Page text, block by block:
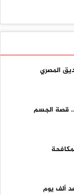
المصري
.. قصة الجسم
ألف يوم